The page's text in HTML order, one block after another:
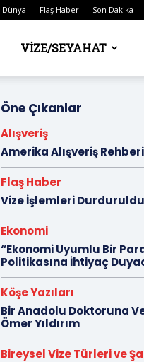
Dünya Flaş Haber Son Dakika
VIZE/SEYAHAT
Öne Çıkanlar
Alışveriş
Amerika Alışveriş Rehberi
Flaş Haber
Vize İşlemleri Durduruldu
Ekonomi
“Ekonomi Uyumlu Bir
Politikasına İhtiyaç
Köşe Yazıları
Bir Anadolu Doktoruna
Ömer Yıldırım
Bireysel Vize Türleri ve